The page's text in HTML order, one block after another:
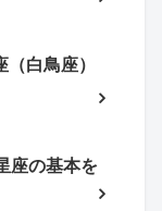
白鳥座）
座の基本を